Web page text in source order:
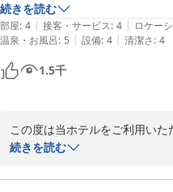
またのご来館を心よりお待ちし
2026-06-19
次は夏の海水浴にお邪魔したいと
続きを読む
部屋: 4 | 接客・サービス: 4 | ロケー
温泉・お風呂: 5 | 設備: 4 | 清潔さ: 4
1.5千
この度は当ホテルをご利用いた
ましたこと、大変光栄に存じま
続きを読む